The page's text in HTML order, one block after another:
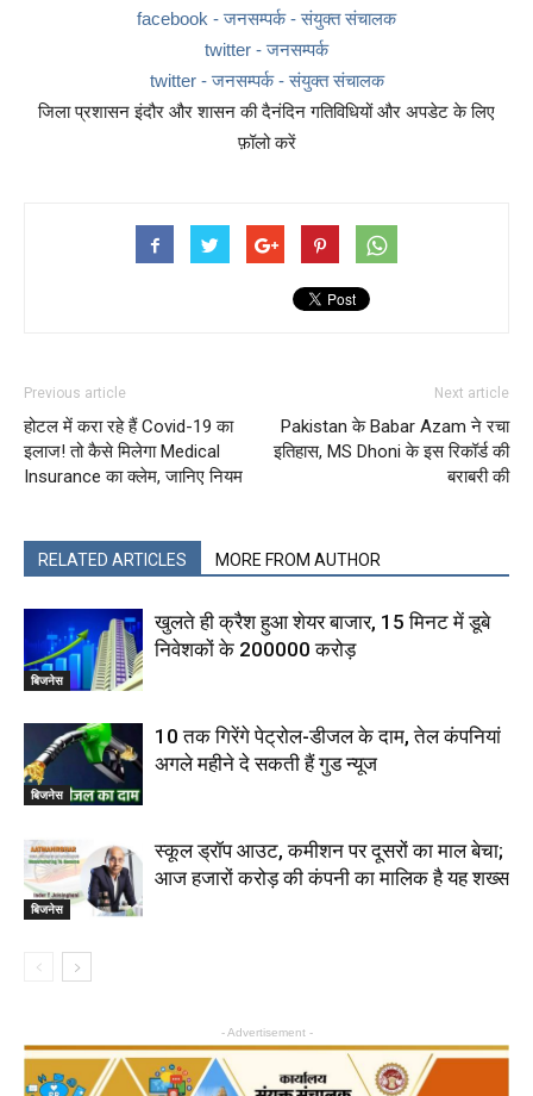
facebook - जनसम्पर्क - संयुक्त संचालक
twitter - जनसम्पर्क
twitter - जनसम्पर्क - संयुक्त संचालक
जिला प्रशासन इंदौर और शासन की दैनंदिन गतिविधियों और अपडेट के लिए
फ़ॉलो करें
Previous article
होटल में करा रहे हैं Covid-19 का
इलाज! तो कैसे मिलेगा Medical
Insurance का क्लेम, जानिए नियम
Next article
Pakistan के Babar Azam ने रचा
इतिहास, MS Dhoni के इस रिकॉर्ड की
बराबरी की
RELATED ARTICLES MORE FROM AUTHOR
बिजनेस
खुलते ही क्रैश हुआ शेयर बाजार, 15 मिनट में डूबे
निवेशकों के ₹200000 करोड़
बिजनेस
10 तक गिरेंगे पेट्रोल-डीजल के दाम, तेल कंपनियां
अगले महीने दे सकती हैं गुड न्यूज
बिजनेस
स्‍कूल ड्रॉप आउट, कमीशन पर दूसरों का माल बेचा;
आज हजारों करोड़ की कंपनी का माल‍िक है यह शख्‍स
- Advertisement -